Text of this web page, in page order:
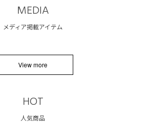
MEDIA
メディア掲載アイテム
View more
HOT
人気商品